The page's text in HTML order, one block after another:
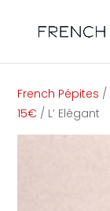
French Pépites /
15€ / L’ Elégant